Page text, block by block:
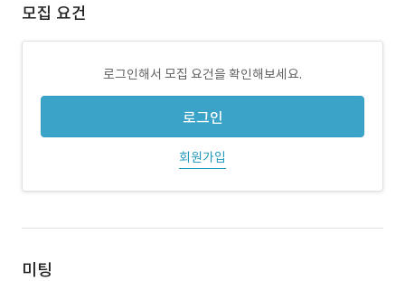
모집 요건
로그인해서 모집 요건을 확인해보세요.
로그인
회원가입
미팅